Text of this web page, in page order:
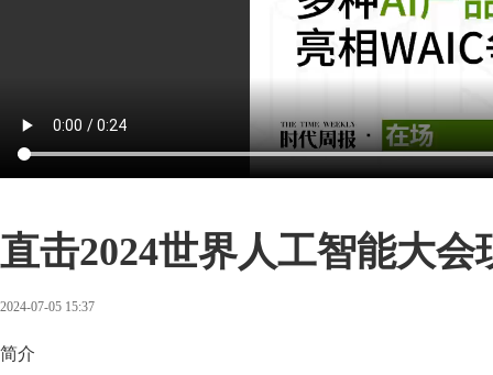
直击2024世界人工智能大
2024-07-05 15:37
简介